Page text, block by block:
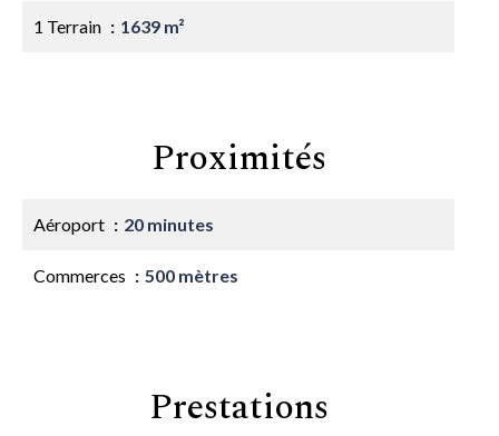
1 Terrain 1639 m²
Proximités
Aéroport 20 minutes
Commerces 500 mètres
Prestations